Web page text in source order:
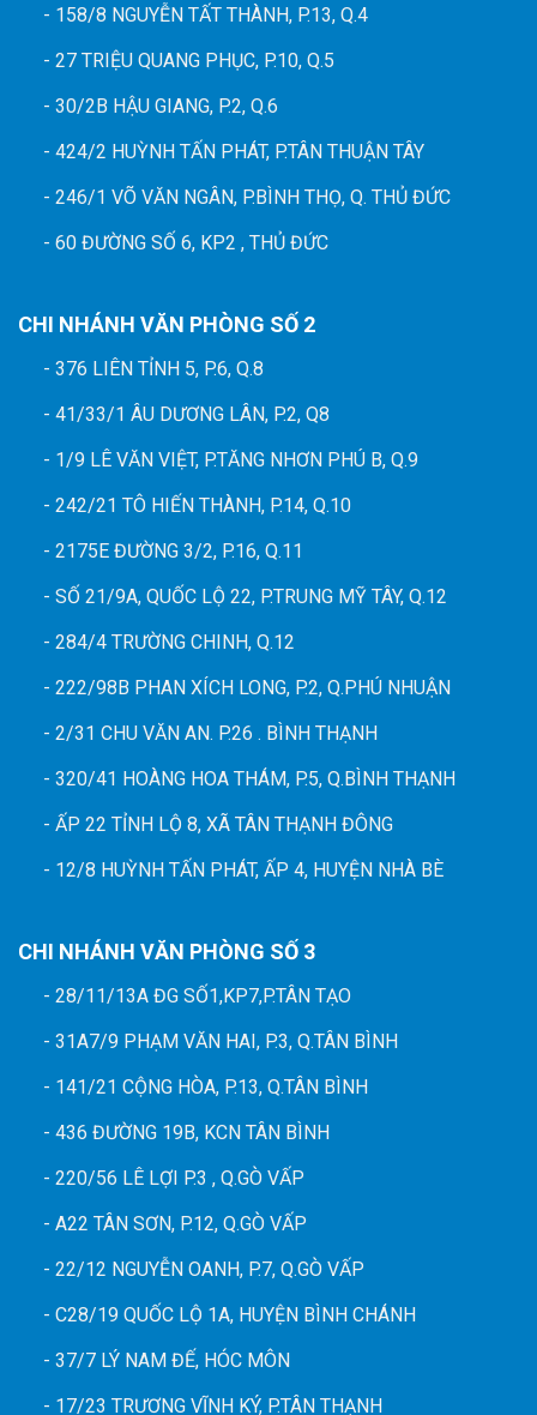
- 158/8 NGUYỄN TẤT THÀNH, P.13, Q.4
- 27 TRIỆU QUANG PHỤC, P.10, Q.5
- 30/2B HẬU GIANG, P.2, Q.6
- 424/2 HUỲNH TẤN PHÁT, P.TÂN THUẬN TÂY
- 246/1 VÕ VĂN NGÂN, P.BÌNH THỌ, Q. THỦ ĐỨC
- 60 ĐƯỜNG SỐ 6, KP2 , THỦ ĐỨC
CHI NHÁNH VĂN PHÒNG SỐ 2
- 376 LIÊN TỈNH 5, P.6, Q.8
- 41/33/1 ÂU DƯƠNG LÂN, P.2, Q8
- 1/9 LÊ VĂN VIỆT, P.TĂNG NHƠN PHÚ B, Q.9
- 242/21 TÔ HIẾN THÀNH, P.14, Q.10
- 2175E ĐƯỜNG 3/2, P.16, Q.11
- SỐ 21/9A, QUỐC LỘ 22, P.TRUNG MỸ TÂY, Q.12
- 284/4 TRƯỜNG CHINH, Q.12
- 222/98B PHAN XÍCH LONG, P.2, Q.PHÚ NHUẬN
- 2/31 CHU VĂN AN. P.26 . BÌNH THẠNH
- 320/41 HOÀNG HOA THÁM, P.5, Q.BÌNH THẠNH
- ẤP 22 TỈNH LỘ 8, XÃ TÂN THẠNH ĐÔNG
- 12/8 HUỲNH TẤN PHÁT, ẤP 4, HUYỆN NHÀ BÈ
CHI NHÁNH VĂN PHÒNG SỐ 3
- 28/11/13A ĐG SỐ1,KP7,P.TÂN TẠO
- 31A7/9 PHẠM VĂN HAI, P.3, Q.TÂN BÌNH
- 141/21 CỘNG HÒA, P.13, Q.TÂN BÌNH
- 436 ĐƯỜNG 19B, KCN TÂN BÌNH
- 220/56 LÊ LỢI P.3 , Q.GÒ VẤP
- A22 TÂN SƠN, P.12, Q.GÒ VẤP
- 22/12 NGUYỄN OANH, P.7, Q.GÒ VẤP
- C28/19 QUỐC LỘ 1A, HUYỆN BÌNH CHÁNH
- 37/7 LÝ NAM ĐẾ, HÓC MÔN
- 17/23 TRƯƠNG VĨNH KÝ, P.TÂN THẠNH